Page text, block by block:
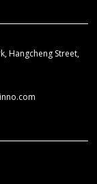
Hangcheng Street,